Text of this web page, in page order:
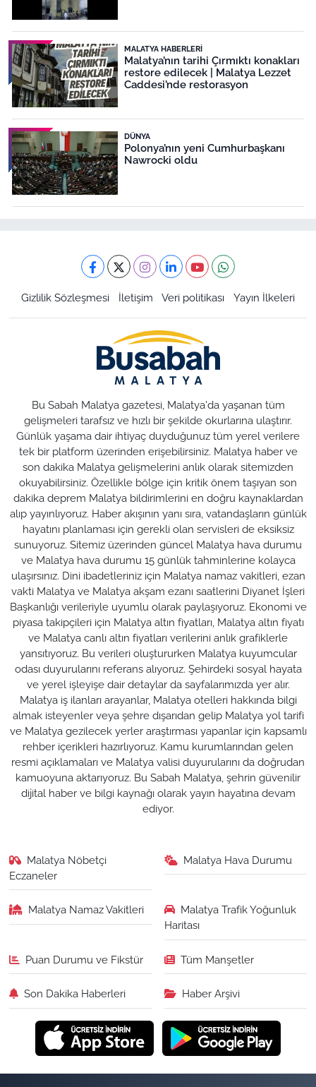
MALATYA HABERLERI
Malatya’nın tarihi Çırmıktı konakları
restore edilecek | Malatya Lezzet
Caddesi’nde restorasyon
DÜNYA
Polonya’nın yeni Cumhurbaşkanı
Nawrocki oldu
Gizlilik Sözleşmesi İletişim Veri politikası Yayın İlkeleri
Bu Sabah Malatya gazetesi, Malatya'da yaşanan tüm
gelişmeleri tarafsız ve hızlı bir şekilde okurlarına ulaştırır.
Günlük yaşama dair ihtiyaç duyduğunuz tüm yerel verilere
tek bir platform üzerinden erişebilirsiniz. Malatya haber ve
son dakika Malatya gelişmelerini anlık olarak sitemizden
okuyabilirsiniz. Özellikle bölge için kritik önem taşıyan son
dakika deprem Malatya bildirimlerini en doğru kaynaklardan
alıp yayınlıyoruz. Haber akışının yanı sıra, vatandaşların günlük
hayatını planlaması için gerekli olan servisleri de eksiksiz
sunuyoruz. Sitemiz üzerinden güncel Malatya hava durumu
ve Malatya hava durumu 15 günlük tahminlerine kolayca
ulaşırsınız. Dini ibadetleriniz için Malatya namaz vakitleri, ezan
vakti Malatya ve Malatya akşam ezanı saatlerini Diyanet İşleri
Başkanlığı verileriyle uyumlu olarak paylaşıyoruz. Ekonomi ve
piyasa takipçileri için Malatya altın fiyatları, Malatya altın fiyatı
ve Malatya canlı altın fiyatları verilerini anlık grafiklerle
yansıtıyoruz. Bu verileri oluştururken Malatya kuyumcular
odası duyurularını referans alıyoruz. Şehirdeki sosyal hayata
ve yerel işleyişe dair detaylar da sayfalarımızda yer alır.
Malatya iş ilanları arayanlar, Malatya otelleri hakkında bilgi
almak isteyenler veya şehre dışarıdan gelip Malatya yol tarifi
ve Malatya gezilecek yerler araştırması yapanlar için kapsamlı
rehber içerikleri hazırlıyoruz. Kamu kurumlarından gelen
resmi açıklamaları ve Malatya valisi duyurularını da doğrudan
kamuoyuna aktarıyoruz. Bu Sabah Malatya, şehrin güvenilir
dijital haber ve bilgi kaynağı olarak yayın hayatına devam
ediyor.
Malatya Nöbetçi
Eczaneler
Malatya Hava Durumu
Malatya Namaz Vakitleri
Malatya Trafik Yoğunluk
Haritası
Puan Durumu ve Fikstür Tüm Manşetler
Son Dakika Haberleri Haber Arşivi